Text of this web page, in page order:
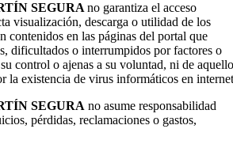
SEGURAno garantiza el acceso
visualización, descarga o utilidad de los
contenidos en las páginas del portal que
dificultados o interrumpidos por factores o
control o ajenas a su voluntad, ni de
la existencia de virus informáticos en
SEGURA no asume responsabilidad
pérdidas, reclamaciones o gastos,